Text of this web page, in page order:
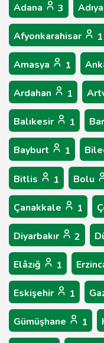
Adana 3
Afyonkarahisar 1
Amasya 1
Ardahan 1
Balıkesir 1
Bayburt 1
Bitlis 1 Bolu
Çanakkale 1
Diyarbakır 2
Elâzığ 1
Eskişehir 1
Gümüşhane 1